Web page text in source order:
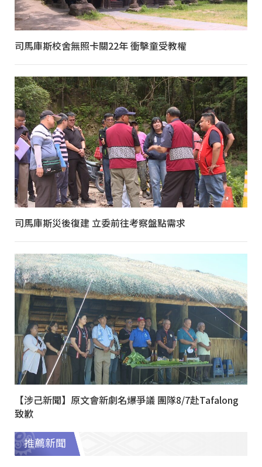
司馬庫斯校舍無照卡關22年 衝擊童受教權
司馬庫斯災後復建 立委前往考察盤點需求
【涉己新聞】原文會新劇名爆爭議 團隊8/7赴Tafalong
致歉
推薦新聞